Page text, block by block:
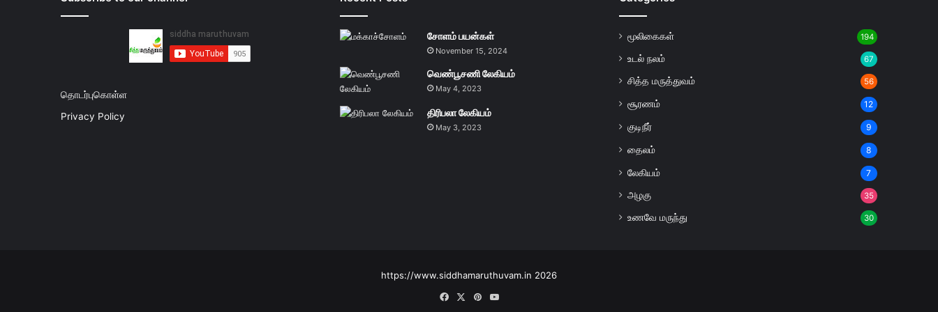
தொடர்புகொள்ள
Privacy Policy
சோளம் பயன்கள்
November 15, 2024
வெண்பூசணி லேகியம்
May 4, 2023
திரிபலா லேகியம்
May 3, 2023
மூலிகைகள் 194
உடல் நலம் 67
சித்த மருத்துவம் 56
சூரணம் 12
குடிநீர் 9
தைலம் 8
லேகியம் 7
அழகு 35
உணவே மருந்து 30
https://www.siddhamaruthuvam.in 2026
FacebookPinterestYouTube